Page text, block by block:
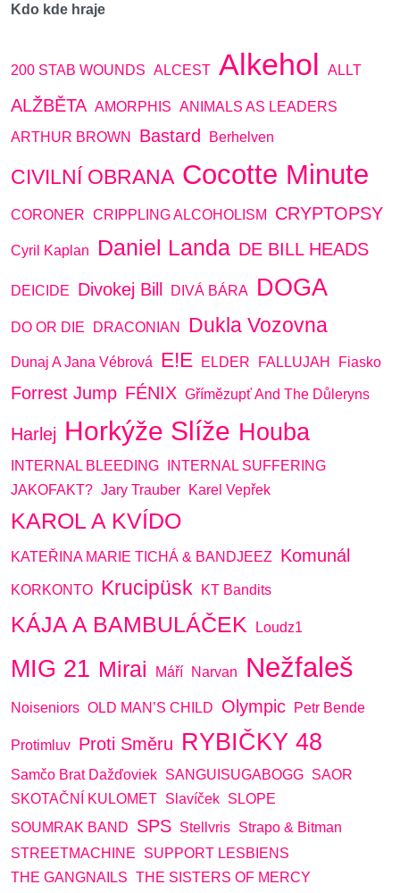
Kdo kde hraje
200 STAB WOUNDS ALCEST Alkehol ALLT
ALŽBĚTA AMORPHIS ANIMALS AS LEADERS
ARTHUR BROWN
Bastard Berhelven
CIVILNÍ OBRANA Cocotte Minute
CORONER CRIPPLING ALCOHOLISM CRYPTOPSY
Cyril Kaplan Daniel Landa DE BILL HEADS
DEICIDE Divokej Bill DIVÁ BÁRA DOGA
DO OR DIE DRACONIAN Dukla Vozovna
Dunaj A Jana Vébrová E!E ELDER FALLUJAH Fiasko
Forrest Jump FÉNIX Gřímězupť And The Důleryns
Harlej Horkýže Slíže Houba
INTERNAL BLEEDING
INTERNAL SUFFERING
JAKOFAKT? Jary Trauber Karel Vepřek
KAROL A KVÍDO
KATEŘINA MARIE TICHÁ & BANDJEEZ Komunál
KORKONTO Krucipüsk KT Bandits
KÁJA A BAMBULÁČEK Loudz1
MIG 21 Mirai Máří Narvan Nežfaleš
Noiseniors OLD MAN’S CHILD Olympic Petr Bende
Protimluv Proti Směru RYBIČKY 48
Samčo Brat Dažďoviek SANGUISUGABOGG SAOR
SKOTAČNÍ KULOMET Slavíček SLOPE
SOUMRAK BAND
SPS Stellvris Strapo & Bitman
STREETMACHINE
SUPPORT LESBIENS
THE GANGNAILS THE SISTERS OF MERCY